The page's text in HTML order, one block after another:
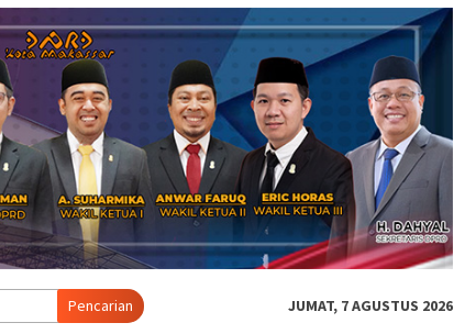
Pencarian JUMAT, 7 AGUSTUS 2026